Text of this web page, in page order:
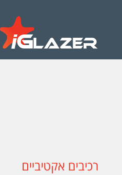
רכיבים אקטיביים